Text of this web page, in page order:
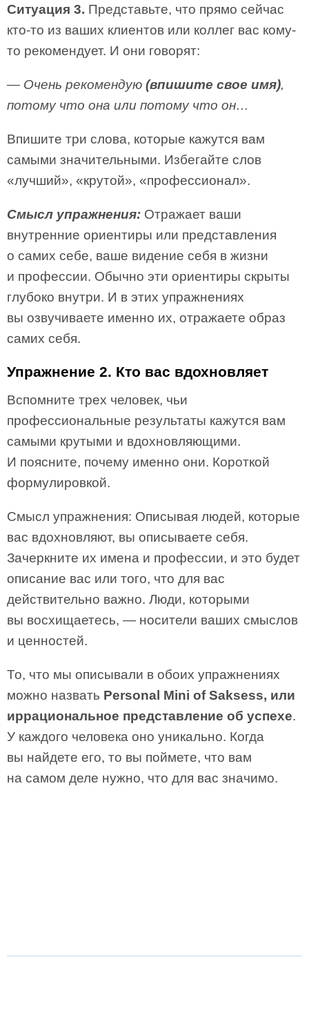
Ситуация 3. Представьте, что прямо сейчас
кто-то из ваших клиентов или коллег вас кому-
то рекомендует. И они говорят:
— Очень рекомендую (впишите свое имя),
потому что она или потому что он…
Впишите три слова, которые кажутся вам
самыми значительными. Избегайте слов
«лучший», «крутой», «профессионал».
Смысл упражнения: Отражает ваши
внутренние ориентиры или представления
о самих себе, ваше видение себя в жизни
и профессии. Обычно эти ориентиры скрыты
глубоко внутри. И в этих упражнениях
вы озвучиваете именно их, отражаете образ
самих себя.
Упражнение 2. Кто вас вдохновляет
Вспомните трех человек, чьи
профессиональные результаты кажутся вам
самыми крутыми и вдохновляющими.
И поясните, почему именно они. Короткой
формулировкой.
Смысл упражнения: Описывая людей, которые
вас вдохновляют, вы описываете себя.
Зачеркните их имена и профессии, и это будет
описание вас или того, что для вас
действительно важно. Люди, которыми
вы восхищаетесь, — носители ваших смыслов
и ценностей.
То, что мы описывали в обоих упражнениях
можно назвать Personal Mini of Saksess, или
иррациональное представление об успехе.
У каждого человека оно уникально. Когда
вы найдете его, то вы поймете, что вам
на самом деле нужно, что для вас значимо.